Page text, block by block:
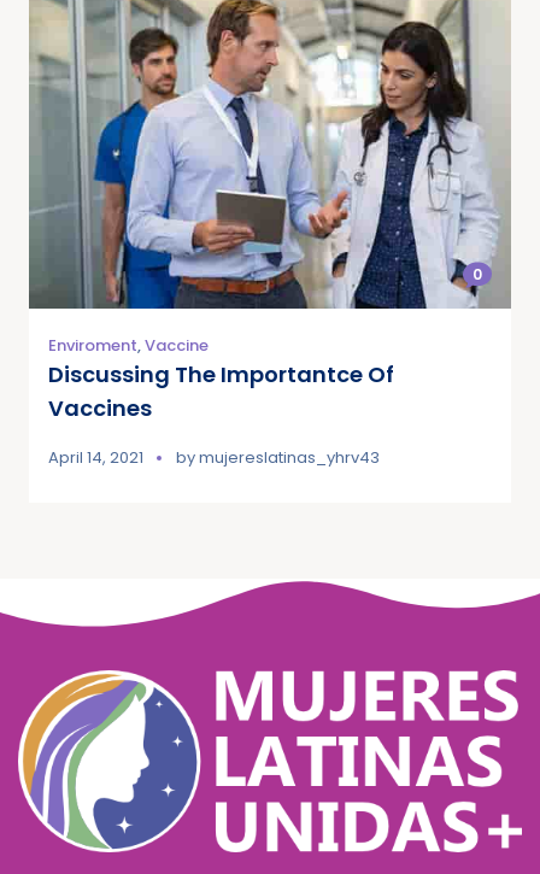
0
Enviroment,Vaccine
Discussing The Importantce Of
Vaccines
April 14, 2021 bymujereslatinas_yhrv43